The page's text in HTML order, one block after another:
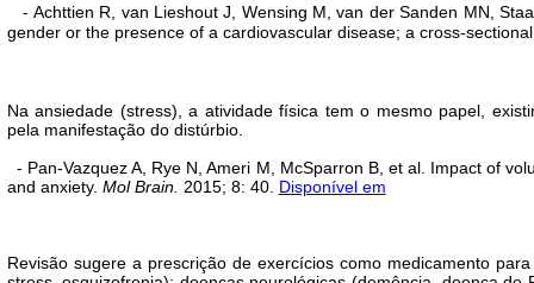
- Achttien R, van Lieshout J, Wensing M, van der Sanden MN,
gender or the presence of a cardiovascular disease; a cross-
Na ansiedade (stress), a atividade física tem o mesmo papel,
pela manifestação do distúrbio.
- Pan-Vazquez A, Rye N, Ameri M, McSparron B, et al. Impact of
and anxiety. Mol Brain. 2015; 8: 40. Disponível em
Revisão sugere a prescrição de exercícios como medicamento